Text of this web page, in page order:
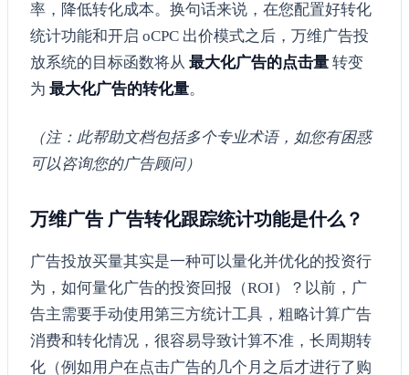
率，降低转化成本。换句话来说，在您配置好转化
统计功能和开启 oCPC 出价模式之后，万维广告投
放系统的目标函数将从 最大化广告的点击量 转变
为 最大化广告的转化量。
（注：此帮助文档包括多个专业术语，如您有困惑
可以咨询您的广告顾问）
万维广告 广告转化跟踪统计功能是什么？
广告投放买量其实是一种可以量化并优化的投资行
为，如何量化广告的投资回报（ROI）？以前，广
告主需要手动使用第三方统计工具，粗略计算广告
消费和转化情况，很容易导致计算不准，长周期转
化（例如用户在点击广告的几个月之后才进行了购